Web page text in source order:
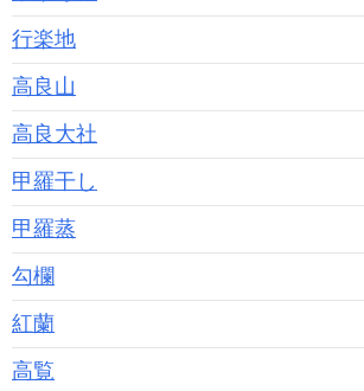
行楽地
高良山
高良大社
甲羅干し
甲羅蒸
勾欄
紅蘭
高覧